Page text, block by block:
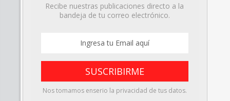
Recibe nuestras publicaciones directo a la
bandeja de tu correo electrónico.
Nos tomamos enserio la privacidad de tus datos.